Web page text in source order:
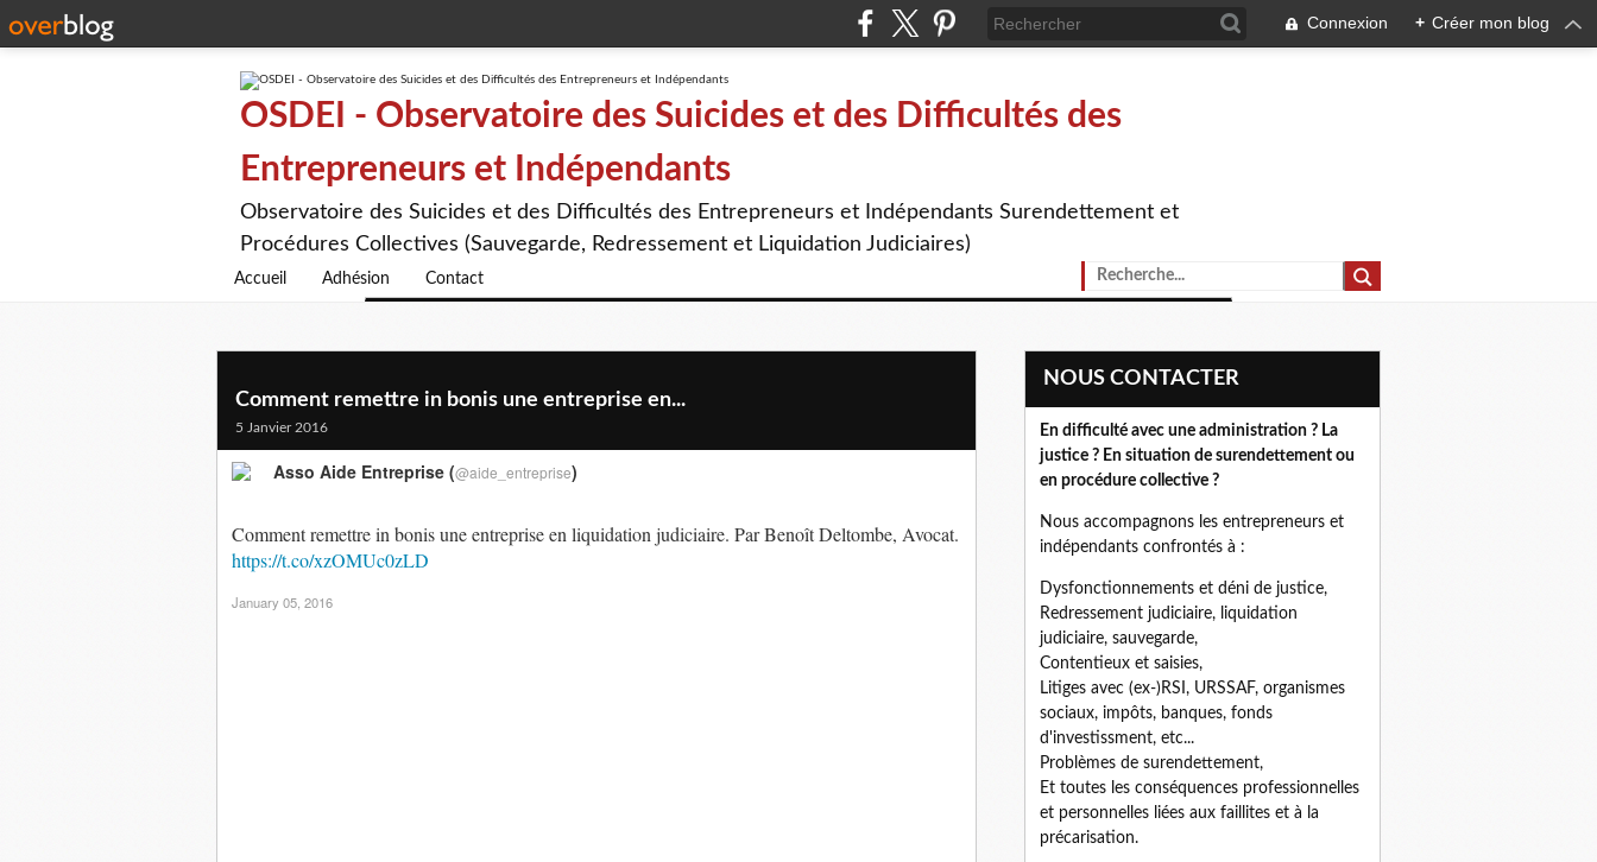
Connexion + Créer mon blog
OSDEI - Observatoire des Suicides et des Difficultés des
Entrepreneurs et Indépendants
Observatoire des Suicides et des Difficultés des Entrepreneurs et Indépendants Surendettement et
Procédures Collectives (Sauvegarde, Redressement et Liquidation Judiciaires)
Accueil Adhésion Contact
Comment remettre in bonis une entreprise en...
5 Janvier 2016
Comment remettre in bonis une entreprise en liquidation judiciaire. Par Benoît Deltombe, Avocat.
https://t.co/xzOMUc0zLD
Asso Aide Entreprise (@aide_entreprise)
January 05, 2016
NOUS CONTACTER
En difficulté avec une administration ? La
justice ? En situation de surendettement ou
en procédure collective ?
Nous accompagnons les entrepreneurs et
indépendants confrontés à :
Dysfonctionnements et déni de justice,
Redressement judiciaire, liquidation
judiciaire, sauvegarde,
Contentieux et saisies,
Litiges avec (ex-)RSI, URSSAF, organismes
sociaux, impôts, banques, fonds
d'investissment, etc...
Problèmes de surendettement,
Et toutes les conséquences professionnelles
et personnelles liées aux faillites et à la
précarisation.